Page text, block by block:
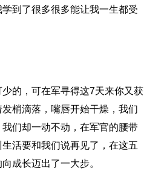
到了很多很多能让我一生都受
的，可在军寻得这7天来你又获
梢滴落，嘴唇开始干燥，我们
们却一动不动，在军官的腰带
活要和我们说再见了，在这五
成长迈出了一大步。